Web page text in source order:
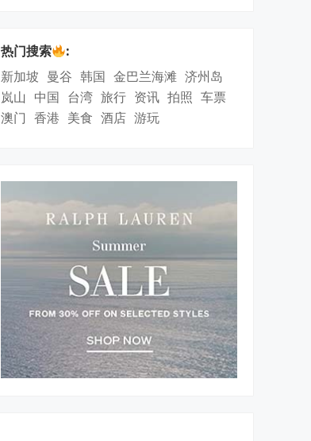
热门搜索
:
新加坡 曼谷 韩国 金巴兰海滩 济州岛
岚山 中国 台湾 旅行 资讯 拍照 车票
澳门 香港 美食 酒店 游玩